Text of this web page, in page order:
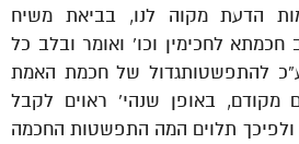
הדעת מקוה לנו, בביאת משיח
חכמתא לחכימין וכו’ ואומר ובלב כל
להתפשטותגדול של חכמת האמת
מקודם, באופן שנהי’ ראוים לקבל
ולפיכך תלוים המה התפשטות החכמה